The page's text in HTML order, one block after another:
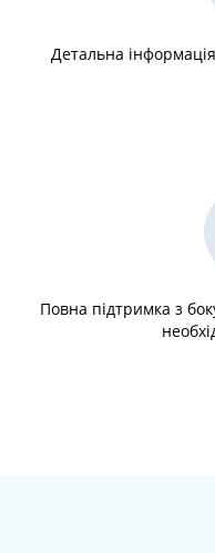
Детальна
Повна підтримка з